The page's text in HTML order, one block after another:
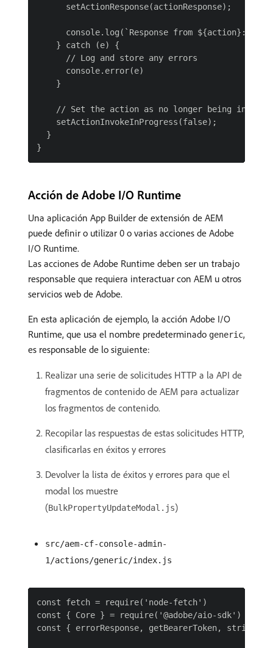
      setActionResponse(actionResponse);
console.log(`Response from ${action}:`,
    } catch (e) {
      // Log and store any errors
      console.error(e)
    }
// Set the action as no longer being
    setActionInvokeInProgress(false);
  }
Acción de Adobe I/O Runtime
Una aplicación App Builder de extensión de AEM
puede definir o utilizar 0 o varias acciones de Adobe
I/O Runtime.
Las acciones de Adobe Runtime deben ser un trabajo
responsable que requiera interactuar con AEM u otros
servicios web de Adobe.
En esta aplicación de ejemplo, la acción Adobe I/O
Runtime, que usa el nombre predeterminado generic,
es responsable de lo siguiente:
Realizar una serie de solicitudes HTTP a la API de
fragmentos de contenido de AEM para actualizar
los fragmentos de contenido.
Recopilar las respuestas de estas solicitudes HTTP,
clasificarlas en éxitos y errores
Devolver la lista de éxitos y errores para que el
modal los muestre
(BulkPropertyUpdateModal.js)
src/aem-cf-console-admin-
1/actions/generic/index.js
const fetch = require('node-fetch')
const { Core } = require('@adobe/aio-sdk')
const { errorResponse, getBearerToken,